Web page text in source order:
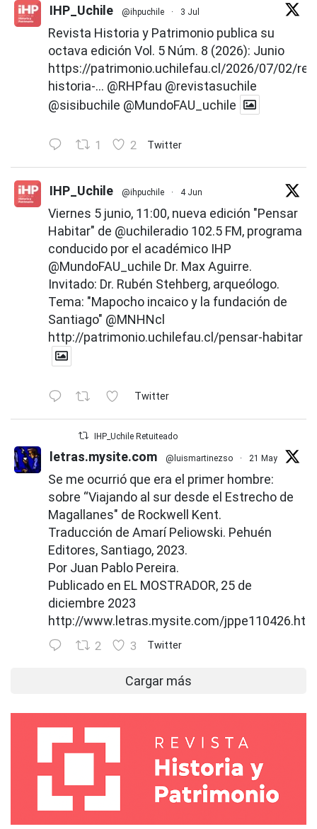
IHP_Uchile @ihpuchile · 3 Jul
Revista Historia y Patrimonio publica su
octava edición Vol. 5 Núm. 8 (2026): Junio
https://patrimonio.uchilefau.cl/2026/07/02/
historia-... @RHPfau @revistasuchile
@sisibuchile @MundoFAU_uchile
1 2 Twitter
IHP_Uchile @ihpuchile · 4 Jun
Viernes 5 junio, 11:00, nueva edición "Pensar
Habitar" de @uchileradio 102.5 FM, programa
conducido por el académico IHP
@MundoFAU_uchile Dr. Max Aguirre.
Invitado: Dr. Rubén Stehberg, arqueólogo.
Tema: "Mapocho incaico y la fundación de
Santiago" @MNHNcl
http://patrimonio.uchilefau.cl/pensar-habitar
Twitter
IHP_Uchile Retuiteado
letras.mysite.com @luismartinezso · 21 May
Se me ocurrió que era el primer hombre:
sobre “Viajando al sur desde el Estrecho de
Magallanes" de Rockwell Kent.
Traducción de Amarí Peliowski. Pehuén
Editores, Santiago, 2023.
Por Juan Pablo Pereira.
Publicado en EL MOSTRADOR, 25 de
diciembre 2023
http://www.letras.mysite.com/
2 3 Twitter
Cargar más